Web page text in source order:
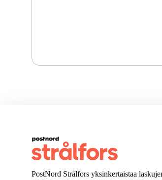
PostNord Strålfors yksinkertaistaa